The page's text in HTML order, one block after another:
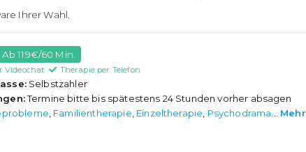
Ihrer Wahl.
Ab 119€/60 Min.
Videochat Therapie per Telefon
Selbstzahler
Termine bitte bis spätestens 24 Stunden vorher absagen
, Familientherapie, Einzeltherapie, Psychodrama... Mehr